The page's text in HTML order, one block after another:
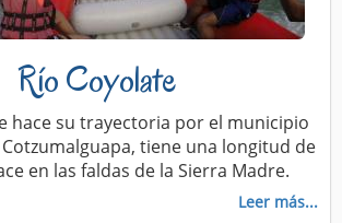
Río Coyolate
hace su trayectoria por el municipio
Cotzumalguapa, tiene una longitud de
en las faldas de la Sierra Madre.
Leer más...